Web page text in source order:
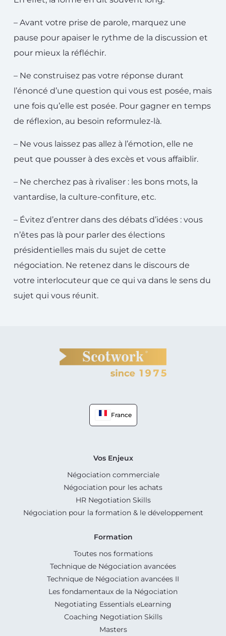
– Avant votre prise de parole, marquez une
pause pour apaiser le rythme de la discussion et
pour mieux la réfléchir.
– Ne construisez pas votre réponse durant
l’énoncé d’une question qui vous est posée, mais
une fois qu’elle est posée. Pour gagner en temps
de réflexion, au besoin reformulez-là.
– Ne vous laissez pas allez à l’émotion, elle ne
peut que pousser à des excès et vous affaiblir.
– Ne cherchez pas à rivaliser : les bons mots, la
vantardise, la culture-confiture, etc.
– Évitez d’entrer dans des débats d’idées : vous
n’êtes pas là pour parler des élections
présidentielles mais du sujet de cette
négociation. Ne retenez dans le discours de
votre interlocuteur que ce qui va dans le sens du
sujet qui vous réunit.
France
Vos Enjeux
Négociation commerciale
Négociation pour les achats
HR Negotiation Skills
Négociation pour la formation & le développement
Formation
Toutes nos formations
Technique de Négociation avancées
Technique de Négociation avancées II
Les fondamentaux de la Négociation
Negotiating Essentials eLearning
Coaching Negotiation Skills
Masters